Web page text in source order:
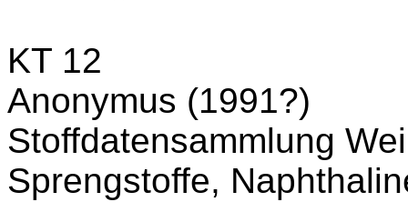
KT 12
Anonymus (1991?)
Stoffdatensammlung
Sprengstoffe,